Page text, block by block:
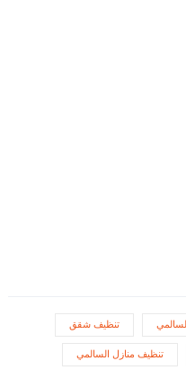
تنظيف شقق
تنظيف منازل السالمي